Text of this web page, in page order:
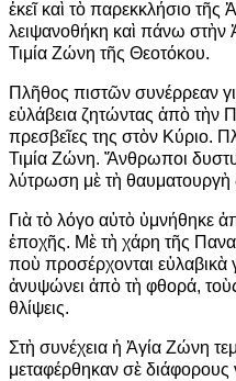
ἐκεῖ καὶ τὸ παρεκκλήσιο
λειψανοθήκη καὶ πάνω στὴν
Τιμία Ζώνη τῆς Θεοτόκου.
Πλῆθος πιστῶν συνέρρεαν
εὐλάβεια ζητώντας ἀπὸ τὴν
πρεσβεῖες της στὸν Κύριο.
Τιμία Ζώνη. Ἄνθρωποι
λύτρωση μὲ τὴ θαυματουργὴ
Γιὰ τὸ λόγο αὐτὸ ὑμνήθηκε
ἐποχῆς. Μὲ τὴ χάρη τῆς
ποὺ προσέρχονται
ἀνυψώνει ἀπὸ τὴ φθορά,
θλίψεις.
Στὴ συνέχεια ἡ Ἁγία Ζώνη
μεταφέρθηκαν σὲ